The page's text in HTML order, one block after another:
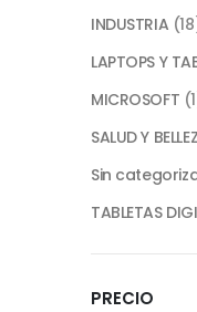
INDUSTRIA
LAPTOPS Y
MICROSOFT
SALUD Y
Sin
TABLETAS
PRECIO